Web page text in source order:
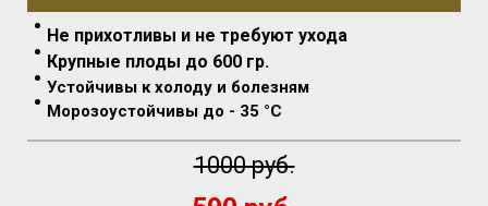
Не прихотливы и не требуют ухода
Крупные плоды до 600 гр.
Устойчивы к холоду и болезням
Морозоустойчивы до - 35 °C
1000 руб.